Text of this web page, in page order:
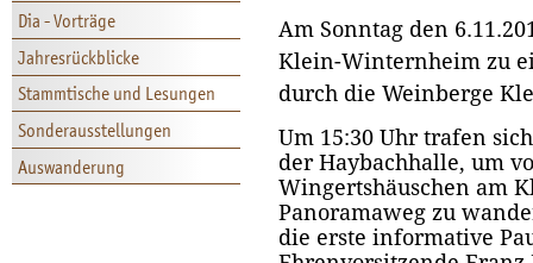
Dia - Vorträge
Jahresrückblicke
Stammtische und Lesungen
Sonderausstellungen
Auswanderung
Am Sonntag den
Klein-Winternheim zu
durch die Weinberge
Um 15:30 Uhr trafen
der Haybachhalle, um
Wingertshäuschen am
Panoramaweg zu
die erste informative